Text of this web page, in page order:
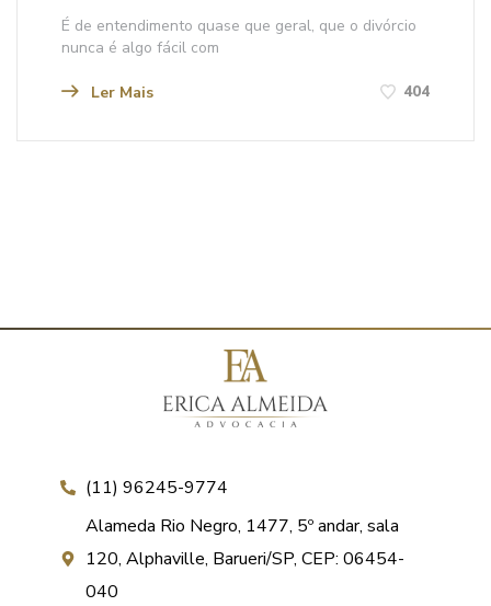
É de entendimento quase que geral, que o divórcio
nunca é algo fácil com
Ler Mais 404
(11) 96245-9774
Alameda Rio Negro, 1477, 5º andar, sala
120, Alphaville, Barueri/SP, CEP: 06454-
040